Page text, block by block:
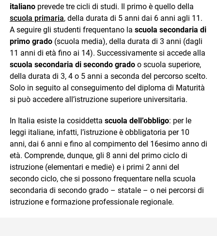
italiano prevede tre cicli di studi. Il primo è quello della
scuola primaria, della durata di 5 anni dai 6 anni agli 11.
A seguire gli studenti frequentano la scuola secondaria di
primo grado (scuola media), della durata di 3 anni (dagli
11 anni di età fino ai 14). Successivamente si accede alla
scuola secondaria di secondo grado o scuola superiore,
della durata di 3, 4 o 5 anni a seconda del percorso scelto.
Solo in seguito al conseguimento del diploma di Maturità
si può accedere all’istruzione superiore universitaria.
In Italia esiste la cosiddetta scuola dell’obbligo: per le
leggi italiane, infatti, l’istruzione è obbligatoria per 10
anni, dai 6 anni e fino al compimento del 16esimo anno di
età. Comprende, dunque, gli 8 anni del primo ciclo di
istruzione (elementari e medie) e i primi 2 anni del
secondo ciclo, che si possono frequentare nella scuola
secondaria di secondo grado – statale – o nei percorsi di
istruzione e formazione professionale regionale.